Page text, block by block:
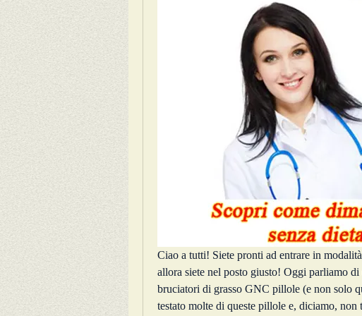
Ciao a tutti! Siete pronti ad entrare in
allora siete nel posto giusto! Oggi parliamo
bruciatori di grasso GNC pillole (e non solo
testato molte di queste pillole e, diciamo, non